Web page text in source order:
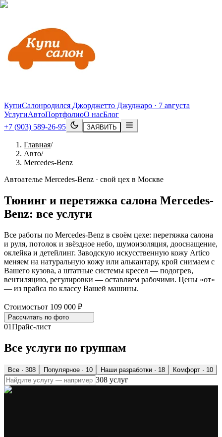
КупиСалонродился Джорджетто Джуджаро · 7 августа
УслугиАвтоПортфолиоО насБлог
+7 (903) 589-26-95
ЗАЯВИТЬ
Главная/
Авто/
Mercedes-Benz
Автоателье Mercedes-Benz · свой цех в Москве
Тюнинг и перетяжка салона Mercedes-
Benz: все услуги
Все работы по Mercedes-Benz в своём цехе: перетяжка салона
и руля, потолок и звёздное небо, шумоизоляция, дооснащение,
оклейка и детейлинг. Заводскую искусственную кожу Artico
меняем на натуральную кожу или алькантару, крой снимаем с
Вашего кузова, а штатные системы кресел — подогрев,
вентиляцию, регулировки — оставляем рабочими. Цены «от»
— из прайса по классу Вашей машины.
Стоимостьот 109 000 ₽
Рассчитать по фото
01Прайс-лист
Все услуги по группам
Все · 308 Популярное · 10 Наши разработки · 18 Комфорт · 10
308 услуг